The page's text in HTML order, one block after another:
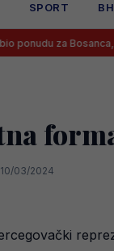
SPORT
imaju jasan
10/03/2024